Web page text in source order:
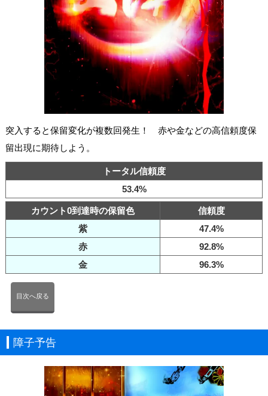
突入すると保留変化が複数回発生！ 赤や金などの高信頼度保
留出現に期待しよう。
トータル信頼度
53.4%
カウント0到達時の保留色
信頼度
紫
47.4%
赤
92.8%
金
96.3%
目次へ戻る
障子予告